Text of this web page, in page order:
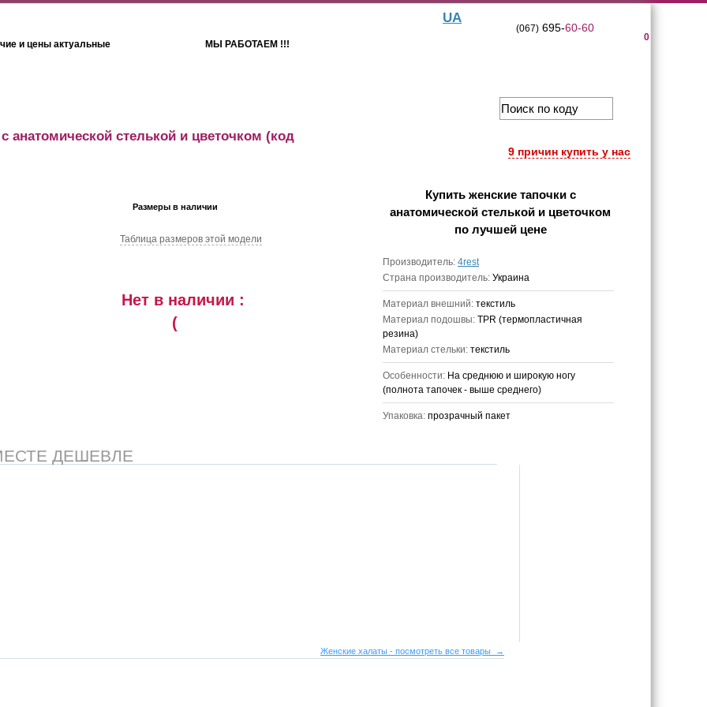
и цены актуальные МЫ РАБОТАЕМ !!!
UA
0
(067)695-60-60
9 причин купить у нас
анатомической стелькой и цветочком (код
Размеры в наличии
Таблица размеров этой модели
Нет в наличии :
(
Купить женские тапочки с
анатомической стелькой и цветочком
по лучшей цене
Производитель: 4rest
Страна производитель: Украина
Материал внешний: текстиль
Материал подошвы: TPR (термопластичная
резина)
Материал стельки: текстиль
Особенности: На среднюю и широкую ногу
(полнота тапочек - выше среднего)
Упаковка: прозрачный пакет
ДЕШЕВЛЕ
Женские халаты - посмотреть все товары →